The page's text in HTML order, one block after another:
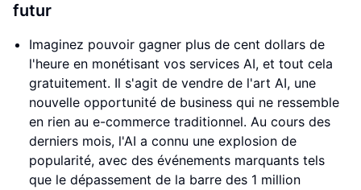
futur
Imaginez pouvoir gagner plus de cent dollars de
l'heure en monétisant vos services AI, et tout cela
gratuitement. Il s'agit de vendre de l'art AI, une
nouvelle opportunité de business qui ne ressemble
en rien au e-commerce traditionnel. Au cours des
derniers mois, l'AI a connu une explosion de
popularité, avec des événements marquants tels
que le dépassement de la barre des 1 million